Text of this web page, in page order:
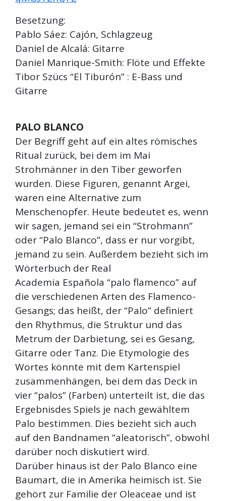
Besetzung:
Pablo Sáez: Cajón, Schlagzeug
Daniel de Alcalá: Gitarre
Daniel Manrique-Smith: Flöte und Effekte
Tibor Szücs “El Tiburón” : E-Bass und
Gitarre
PALO BLANCO
Der Begriff geht auf ein altes römisches
Ritual zurück, bei dem im Mai
Strohmänner in den Tiber geworfen
wurden. Diese Figuren, genannt Argei,
waren eine Alternative zum
Menschenopfer. Heute bedeutet es, wenn
wir sagen, jemand sei ein “Strohmann”
oder “Palo Blanco”, dass er nur vorgibt,
jemand zu sein. Außerdem bezieht sich im
Wörterbuch der Real
Academia Española “palo flamenco” auf
die verschiedenen Arten des Flamenco-
Gesangs; das heißt, der “Palo” definiert
den Rhythmus, die Struktur und das
Metrum der Darbietung, sei es Gesang,
Gitarre oder Tanz. Die Etymologie des
Wortes könnte mit dem Kartenspiel
zusammenhängen, bei dem das Deck in
vier “palos” (Farben) unterteilt ist, die das
Ergebnisdes Spiels je nach gewähltem
Palo bestimmen. Dies bezieht sich auch
auf den Bandnamen “aleatorisch”, obwohl
darüber noch diskutiert wird.
Darüber hinaus ist der Palo Blanco eine
Baumart, die in Amerika heimisch ist. Sie
gehört zur Familie der Oleaceae und ist